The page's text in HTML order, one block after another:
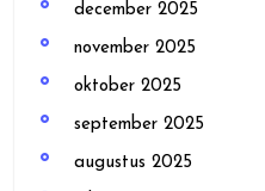
december 2025
november 2025
oktober 2025
september 2025
augustus 2025